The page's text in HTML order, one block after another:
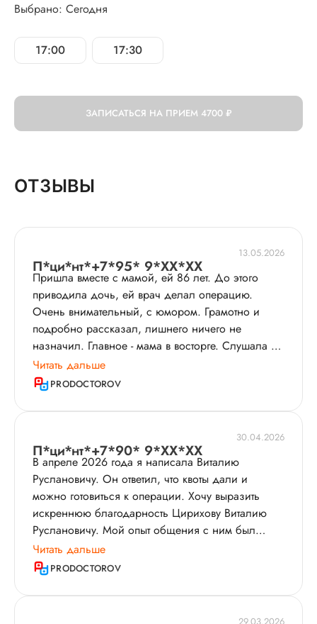
Выбрано: Сегодня
17:00 17:30
ЗАПИСАТЬСЯ НА ПРИЕМ 4700 ₽
ОТЗЫВЫ
13.05.2026
П*ци*нт*+7*95* 9*XX*XX
Пришла вместе с мамой, ей 86 лет. До этого
приводила дочь, ей врач делал операцию.
Очень внимательный, с юмором. Грамотно и
подробно рассказал, лишнего ничего не
назначил. Главное - мама в восторге. Слушала и
согласилась соблюдать рекомендации. Врача
всем советую - без лишних обследований и
анализов​. Нет лишнего потока информации -
когда выходишь от врача и не понимаешь, что
Читать дальше
PRODOCTOROV
30.04.2026
П*ци*нт*+7*90* 9*XX*XX
В апреле 2026 года я написала Виталию
Руслановичу. Он ответил, что квоты дали и
можно готовиться к операции. Хочу выразить
искреннюю благодарность Цирихову Виталию
Руслановичу. Мой опыт общения с ним был
исключительно положительным. Он очень
внимательный и приятный в общении человек,
все нюансы процедуры объяснил доступным
языком. Во время операции Виталий Русланович
постоянно проговаривал свои действия, что
Читать дальше
PRODOCTOROV
29.03.2026